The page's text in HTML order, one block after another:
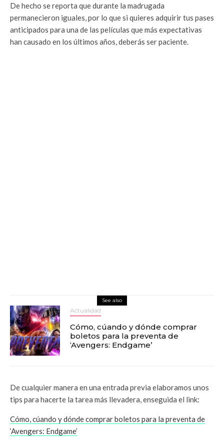
De hecho se reporta que durante la madrugada
permanecieron iguales, por lo que si quieres adquirir tus pases
anticipados para una de las películas que más expectativas
han causado en los últimos años, deberás ser paciente.
See also
Actualidad
Cómo, cúando y dónde comprar
boletos para la preventa de
‘Avengers: Endgame’
De cualquier manera en una entrada previa elaboramos unos
tips para hacerte la tarea más llevadera, enseguida el link:
Cómo, cúando y dónde comprar boletos para la preventa de
‘Avengers: Endgame’